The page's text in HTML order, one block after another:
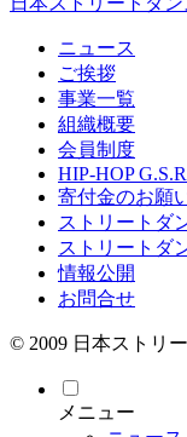
ニュース
ご挨拶
事業一覧
組織概要
会員制度
HIP-HOP
寄付金のお願
ストリートダ
ストリートダ
情報公開
お問合せ
© 2009 日本ストリ
メニュー